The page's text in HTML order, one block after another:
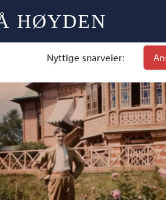
Nyttige snarveier: